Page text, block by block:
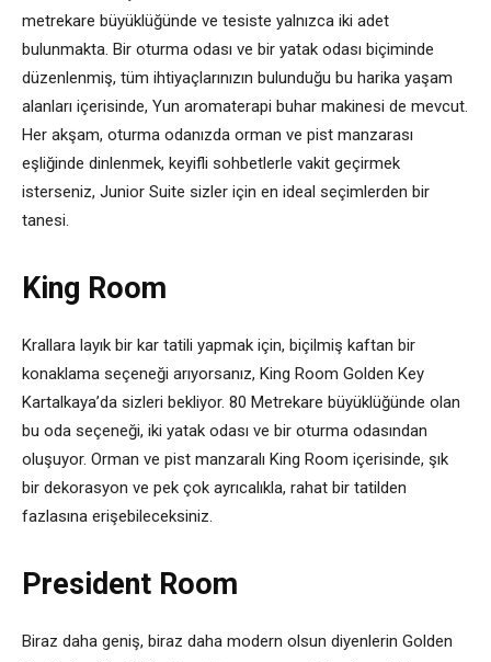
metrekare büyüklüğünde ve tesiste yalnızca iki adet
bulunmakta. Bir oturma odası ve bir yatak odası biçiminde
düzenlenmiş, tüm ihtiyaçlarınızın bulunduğu bu harika yaşam
alanları içerisinde, Yun aromaterapi buhar makinesi de mevcut.
Her akşam, oturma odanızda orman ve pist manzarası
eşliğinde dinlenmek, keyifli sohbetlerle vakit geçirmek
isterseniz, Junior Suite sizler için en ideal seçimlerden bir
tanesi.
King Room
Krallara layık bir kar tatili yapmak için, biçilmiş kaftan bir
konaklama seçeneği arıyorsanız, King Room Golden Key
Kartalkaya’da sizleri bekliyor. 80 Metrekare büyüklüğünde olan
bu oda seçeneği, iki yatak odası ve bir oturma odasından
oluşuyor. Orman ve pist manzaralı King Room içerisinde, şık
bir dekorasyon ve pek çok ayrıcalıkla, rahat bir tatilden
fazlasına erişebileceksiniz.
President Room
Biraz daha geniş, biraz daha modern olsun diyenlerin Golden